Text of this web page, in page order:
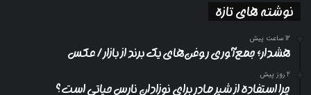
نوشته های تازه
12 ساعت پیش
هشدار؛ جمع‌آوری روغن‌های یک برند از بازار/ عکس
2 روز پیش
چرا استفاده از شیر مادر برای نوزادان نارس حیاتی است؟